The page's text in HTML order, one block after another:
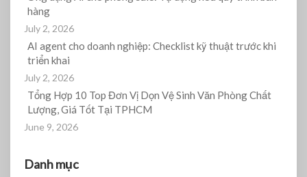
hàng
July 2, 2026
AI agent cho doanh nghiệp: Checklist kỹ thuật trước khi
triển khai
July 2, 2026
Tổng Hợp 10 Top Đơn Vị Dọn Vệ Sinh Văn Phòng Chất
Lượng, Giá Tốt Tại TPHCM
June 9, 2026
Danh mục